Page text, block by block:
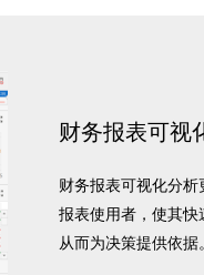
财务报表可视
财务报表可视化分
报表使用者，使其快
从而为决策提供依据